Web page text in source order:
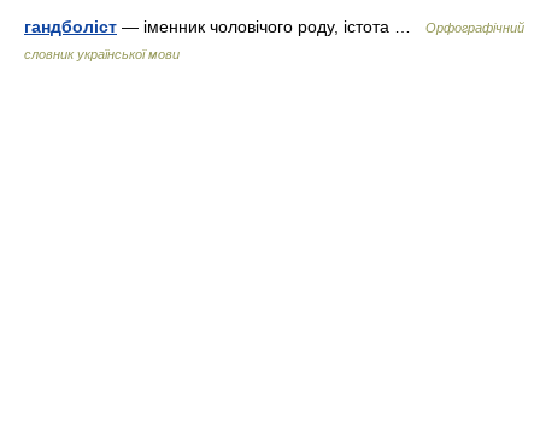
гандболіст — іменник чоловічого роду, істота …
Орфографічний
словник української мови